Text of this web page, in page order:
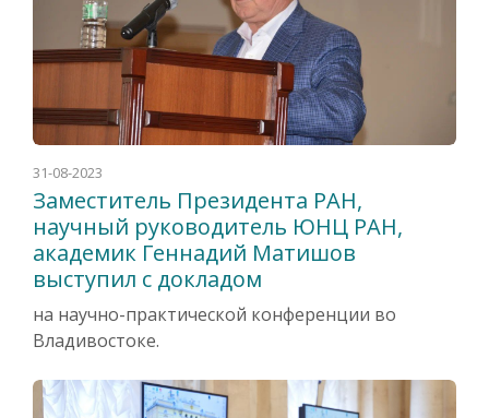
31-08-2023
Заместитель Президента РАН,
научный руководитель ЮНЦ РАН,
академик Геннадий Матишов
выступил с докладом
на научно-практической конференции во
Владивостоке.